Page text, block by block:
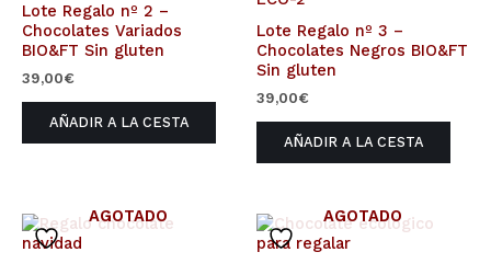
Lote Regalo nº 2 –
Chocolates Variados
BIO&FT Sin gluten
39,00€
AÑADIR A LA CESTA
Lote Regalo nº 3 –
Chocolates Negros BIO&FT
Sin gluten
39,00€
AÑADIR A LA CESTA
AGOTADO AGOTADO